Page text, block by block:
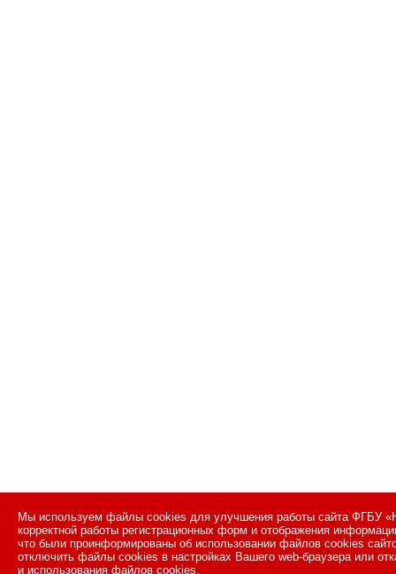
Мы используем файлы cookies для улучшения работы сайта ФГБУ
корректной работы регистрационных форм и отображения
что были проинформированы об использовании файлов cookies
отключить файлы cookies в настройках Вашего web-браузера или
и использования файлов cookies.